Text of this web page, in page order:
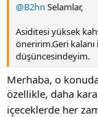
@B2hn Selamlar,
Asiditesi yüksek
öneririm.Geri
düşüncesindeyim.
Merhaba, o
özellikle, daha
içeceklerde her